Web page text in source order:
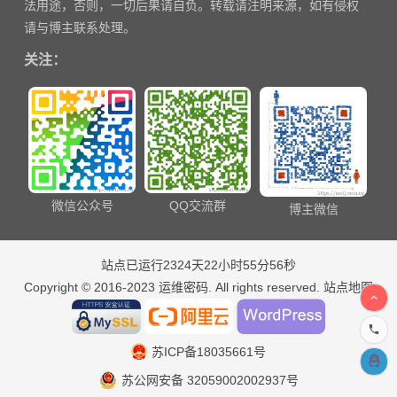
法用途，否则，一切后果请自负。转载请注明来源，如有侵权
请与博主联系处理。
关注：
微信公众号 QQ交流群 博主微信
站点已运行2324天22小时55分56秒
Copyright © 2016-2023 运维密码 . All rights reserved. 站点地图
苏ICP备18035661号
苏公网安备 32059002002937号